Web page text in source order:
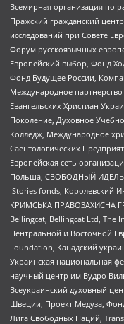
Всемирная организация по
Пражский гражданский
исследований при Совете
Форум русскоязычных
Европейский выбор, Фонд
Фонд Будущее России,
Международное
Евангельских Христиан
Поколение, Духовное
Колледж, Международное
Саентологических
Европейская сеть
Польша, СВОБОДНЫЙ ИДЕЛЬ-
IStories fonds, Королевский
КРИМСЬКА ПРАВОЗАХИСНА
Bellingcat, Bellingcat Ltd, The
Центральной и Восточной
Foundation, Канадский
Украинская национальная
научный центр им Вудро
Всеукраинский духовный
Швеции, Проект Медуза,
Лига Свободных Наций,